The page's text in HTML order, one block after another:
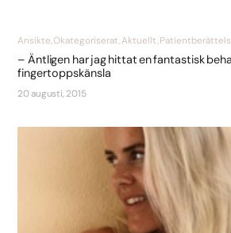
Ansikte, Okategoriserat, Aktuellt,
– Äntligen har jag hittat en fantastisk
fingertoppskänsla
20 augusti, 2015